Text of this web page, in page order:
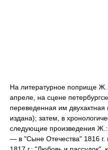
На литературное поприще Ж.
апреле, на сцене
переведенная им
издана); затем, в
следующие произведения
— в "Сыне Отечества" 1816